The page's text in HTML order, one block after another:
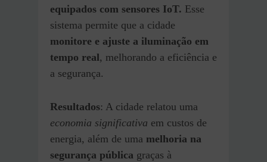
equipados com sensores IoT. Esse
sistema permite que a cidade
monitore e ajuste a iluminação em
tempo real, melhorando a eficiência e
a segurança.
Resultados: A cidade relatou uma
economia significativa em custos de
energia, além de uma melhoria na
segurança pública graças à